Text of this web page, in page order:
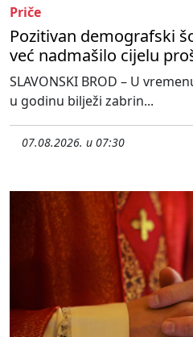
Priče
Pozitivan demografski
već nadmašilo cijelu
SLAVONSKI BROD – U
u godinu bilježi zabrin...
07.08.2026. u 07:30